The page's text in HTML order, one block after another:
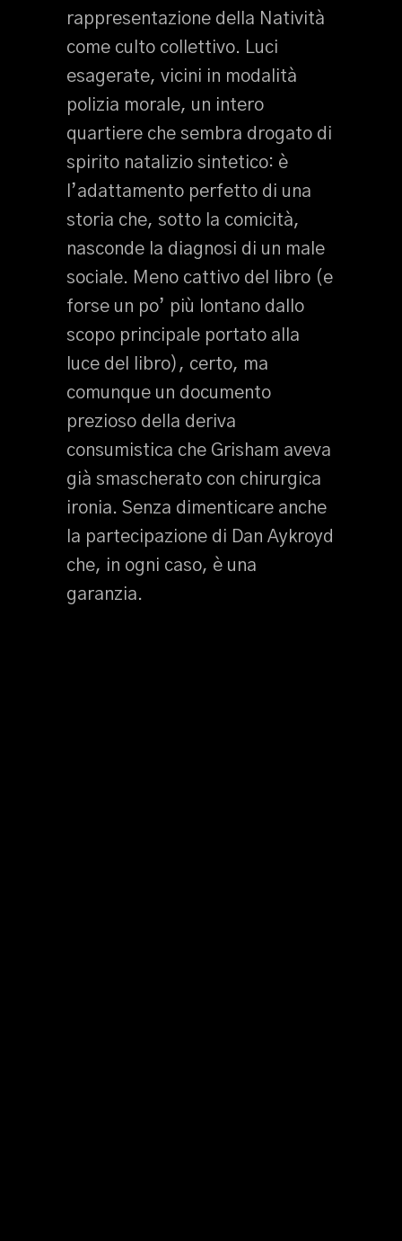
rappresentazione della Natività
come culto collettivo. Luci
esagerate, vicini in modalità
polizia morale, un intero
quartiere che sembra drogato di
spirito natalizio sintetico: è
l’adattamento perfetto di una
storia che, sotto la comicità,
nasconde la diagnosi di un male
sociale. Meno cattivo del libro (e
forse un po’ più lontano dallo
scopo principale portato alla
luce del libro), certo, ma
comunque un documento
prezioso della deriva
consumistica che Grisham aveva
già smascherato con chirurgica
ironia. Senza dimenticare anche
la partecipazione di Dan Aykroyd
che, in ogni caso, è una
garanzia.